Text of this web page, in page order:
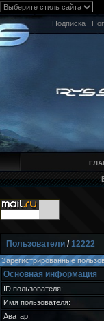
Подписка
Пользователи /12222
Зарегистрированные
Основная информация
ID пользователя:
Имя пользователя:
Аватар: